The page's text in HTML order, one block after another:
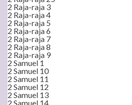
2 Raja-raja 3
2 Raja-raja 4
2 Raja-raja 5
2 Raja-raja 6
2 Raja-raja 7
2 Raja-raja 8
2 Raja-raja 9
2 Samuel 1
2 Samuel 10
2 Samuel 11
2 Samuel 12
2 Samuel 13
2 Samuel 14